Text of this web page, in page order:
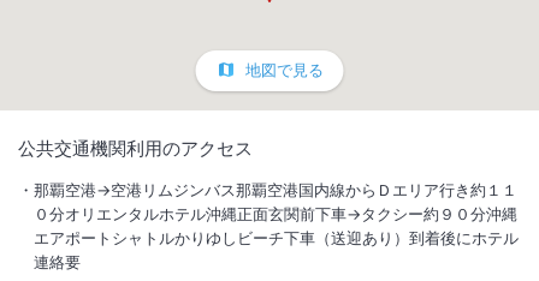
「島とあそぶ森とつながる」をコンセプトに「やんばる」の自然とつな
がる体験を提供。緑あふれる開放的なロビーアトリウムや、海に向かっ
地図で見る
公共交通機関利用のアクセス
那覇空港→空港リムジンバス那覇空港国内線からＤエリア行き約１１
０分オリエンタルホテル沖縄正面玄関前下車→タクシー約９０分沖縄
エアポートシャトルかりゆしビーチ下車（送迎あり）到着後にホテル
連絡要